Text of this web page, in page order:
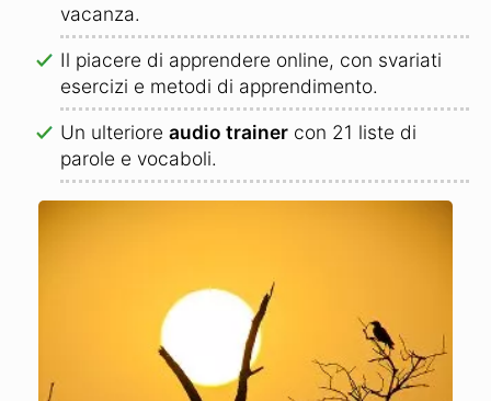
vacanza.
Il piacere di apprendere online, con svariati
esercizi e metodi di apprendimento.
Un ulteriore audio trainer con 21 liste di
parole e vocaboli.